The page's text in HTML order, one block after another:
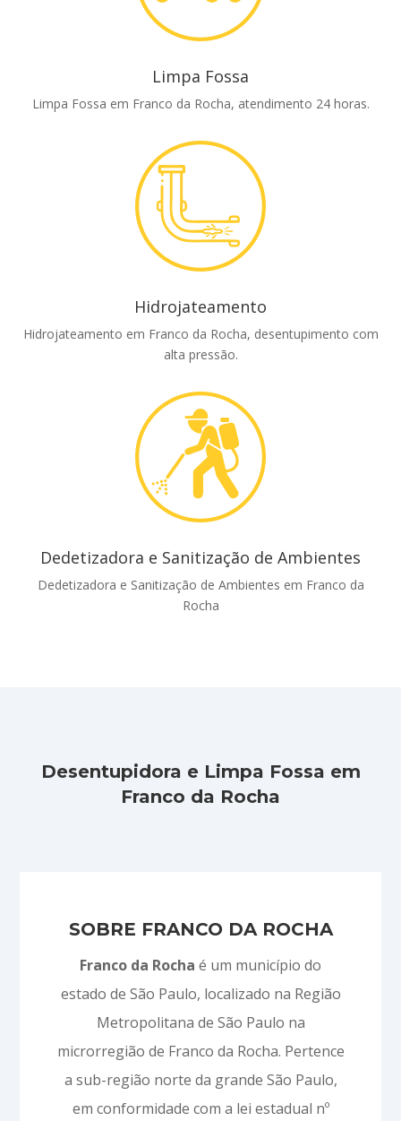
Limpa Fossa
Limpa Fossa em Franco da Rocha, atendimento 24 horas.
Hidrojateamento
Hidrojateamento em Franco da Rocha, desentupimento com
alta pressão.
Dedetizadora e Sanitização de Ambientes
Dedetizadora e Sanitização de Ambientes em Franco da
Rocha
Desentupidora e Limpa Fossa em
Franco da Rocha
SOBRE FRANCO DA ROCHA
Franco da Rocha é um município do
estado de São Paulo, localizado na Região
Metropolitana de São Paulo na
microrregião de Franco da Rocha. Pertence
a sub-região norte da grande São Paulo,
em conformidade com a lei estadual nº